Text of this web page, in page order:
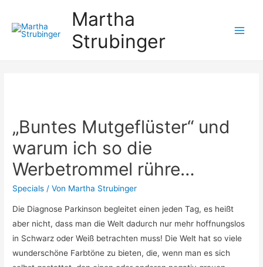
Martha
Strubinger
„Buntes Mutgeflüster“ und
warum ich so die
Werbetrommel rühre…
Specials / Von Martha Strubinger
Die Diagnose Parkinson begleitet einen jeden Tag, es heißt
aber nicht, dass man die Welt dadurch nur mehr hoffnungslos
in Schwarz oder Weiß betrachten muss! Die Welt hat so viele
wunderschöne Farbtöne zu bieten, die, wenn man es sich